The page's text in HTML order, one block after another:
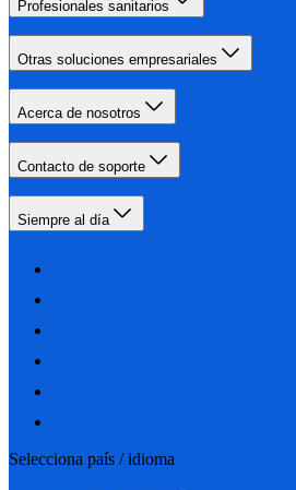
Profesionales sanitarios
Otras soluciones empresariales
Acerca de nosotros
Contacto de soporte
Siempre al día
Selecciona país / idioma